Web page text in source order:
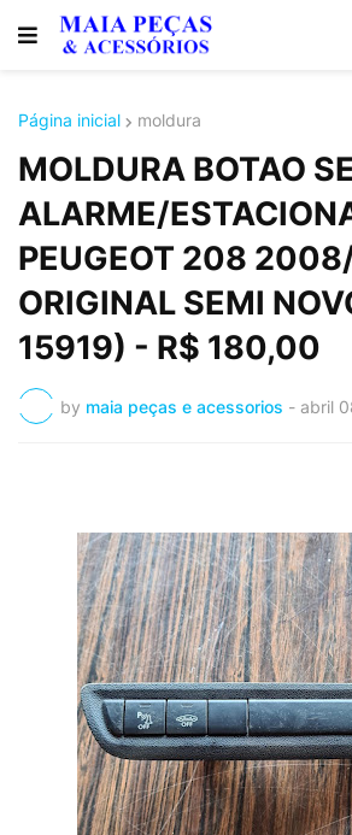
Página inicial moldura
MOLDURA BOTAO
ALARME/
PEUGEOT 208
ORIGINAL SEMI
15919) - R$ 180,00
by maia peças e acessorios - abril